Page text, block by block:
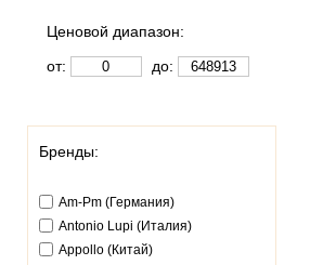
Ценовой диапазон:
от:
до:
Бренды:
Am-Pm (Германия)
Antonio Lupi (Италия)
Appollo (Китай)